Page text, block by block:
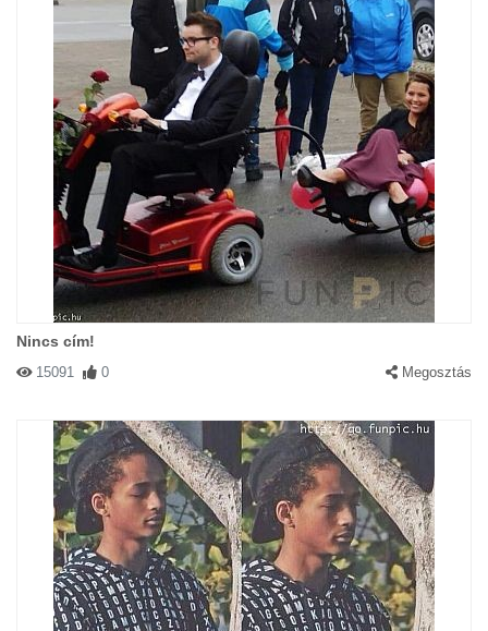
Nincs cím!
15091 0 Megosztás